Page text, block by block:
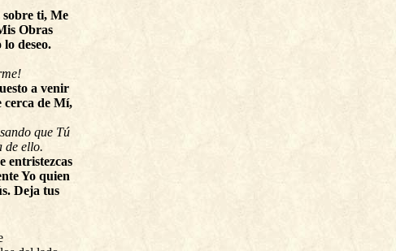
sobre ti, Me
Obras
deseo.
a venir
cerca de Mí,
que Tú
de ello.
entristezcas
Yo quien
Deja tus